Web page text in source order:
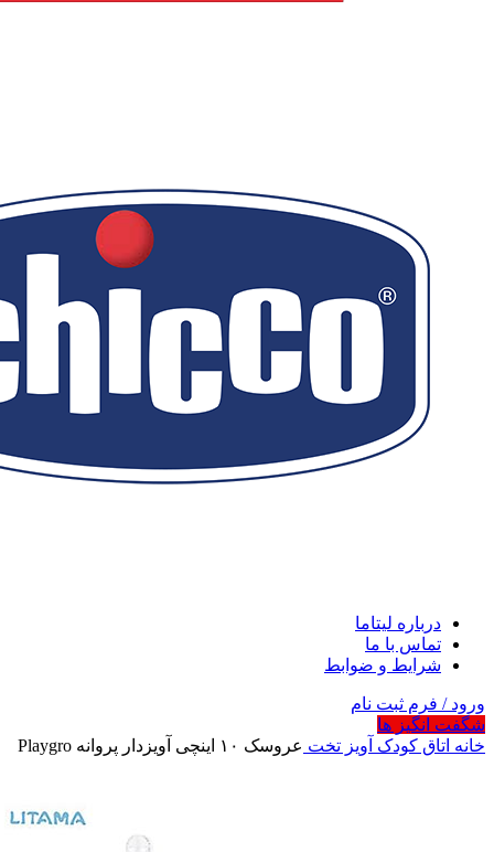
درباره لیتاما
تماس با ما
شرایط و ضوابط
ورود / فرم ثبت نام
شگفت انگیز ها
خانه اتاق کودک آویز تخت عروسک ۱۰ اینچی آویزدار پروانه Playgro